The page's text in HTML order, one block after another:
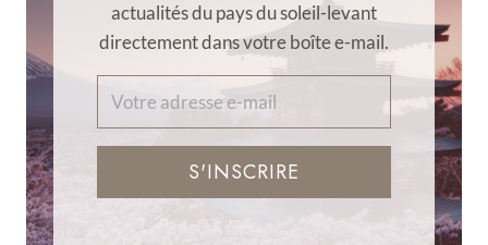
actualités du pays du soleil-levant
directement dans votre boîte e-mail.
S'INSCRIRE